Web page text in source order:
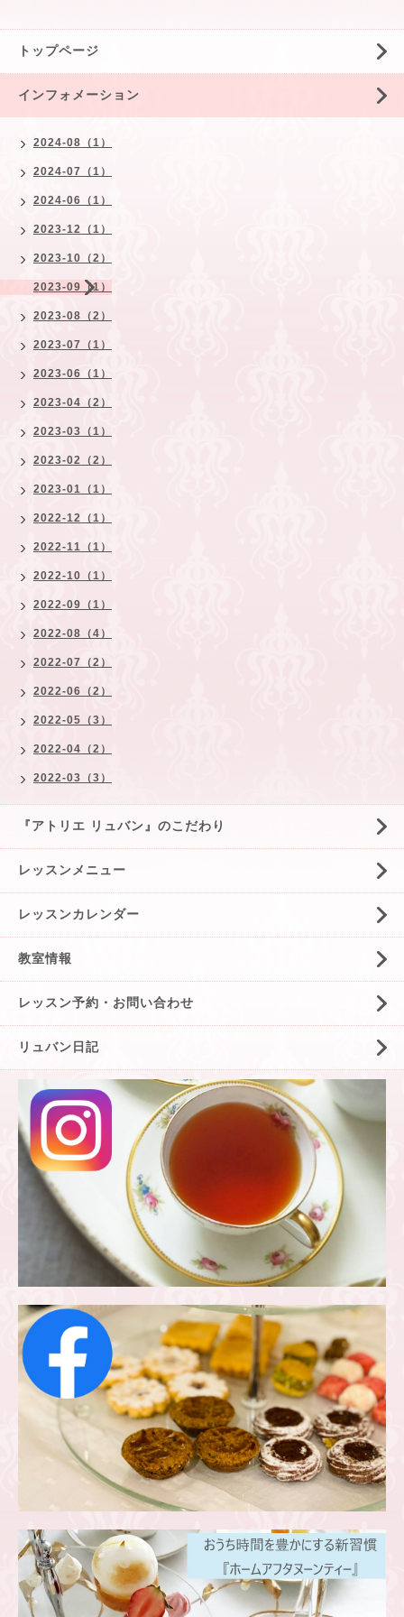
トップページ
インフォメーション
2024-08（1）
2024-07（1）
2024-06（1）
2023-12（1）
2023-10（2）
2023-09（1）
2023-08（2）
2023-07（1）
2023-06（1）
2023-04（2）
2023-03（1）
2023-02（2）
2023-01（1）
2022-12（1）
2022-11（1）
2022-10（1）
2022-09（1）
2022-08（4）
2022-07（2）
2022-06（2）
2022-05（3）
2022-04（2）
2022-03（3）
『アトリエ リュバン』のこだわり
レッスンメニュー
レッスンカレンダー
教室情報
レッスン予約・お問い合わせ
リュバン日記